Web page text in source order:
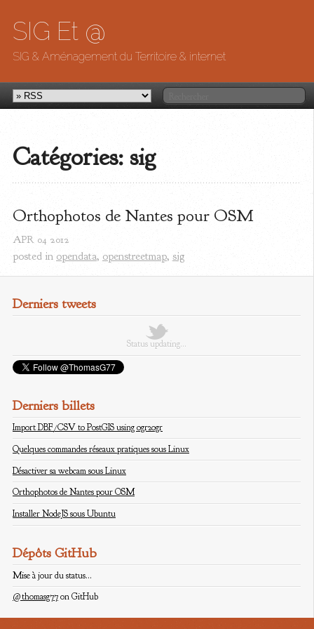
SIG Et @
SIG & Aménagement du Territoire & internet
Catégories: sig
Orthophotos de Nantes pour OSM
APR 04 2012
posted in opendata, openstreetmap, sig
Derniers tweets
Status updating...
Derniers billets
Import DBF/CSV to PostGIS using ogr2ogr
Quelques commandes réseaux pratiques sous Linux
Désactiver sa webcam sous Linux
Orthophotos de Nantes pour OSM
Installer NodeJS sous Ubuntu
Dépôts GitHub
Mise à jour du status...
@thomasg77on GitHub